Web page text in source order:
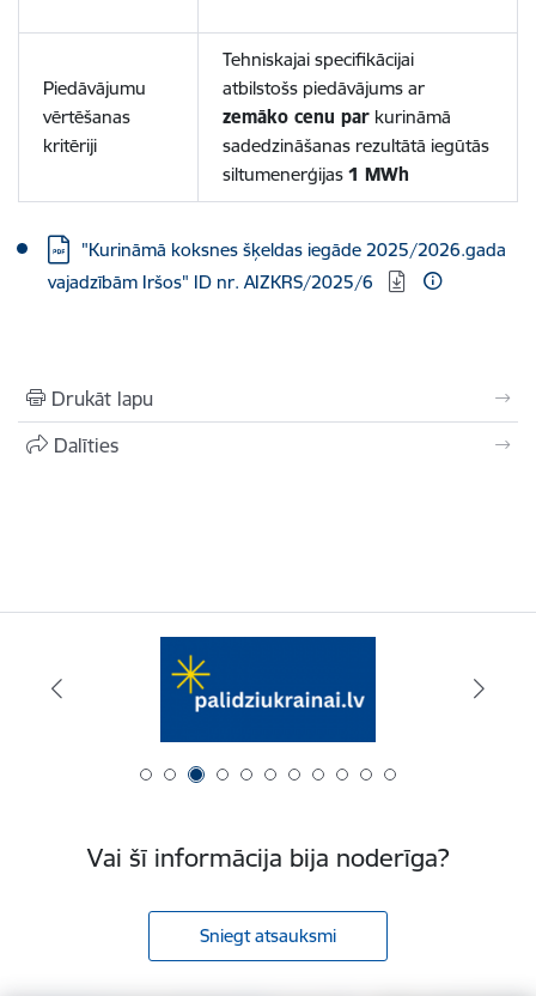
Piedāvājumu
vērtēšanas
kritēriji
Tehniskajai specifikācijai
atbilstošs piedāvājums ar
zemāko cenu par kurināmā
sadedzināšanas rezultātā iegūtās
siltumenerģijas 1 MWh
Lejupielādēt:
"Kurināmā koksnes šķeldas iegāde 2025/2026.gada
vajadzībām Iršos" ID nr. AIZKRS/2025/6
Drukāt lapu
Dalīties
Vai šī informācija bija noderīga?
Sniegt atsauksmi